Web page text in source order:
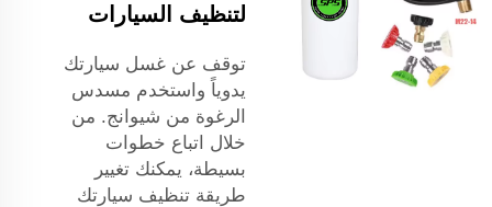
لتنظيف السيارات
توقف عن غسل سيارتك
يدوياً واستخدم مسدس
الرغوة من شيوانج. من
خلال اتباع خطوات
بسيطة، يمكنك تغيير
طريقة تنظيف سيارتك